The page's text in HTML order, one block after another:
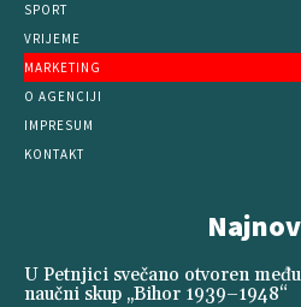
SPORT
VRIJEME
MARKETING
O AGENCIJI
IMPRESUM
KONTAKT
U Petnjici svečano otvoren
naučni skup „Bihor 1939–1948“